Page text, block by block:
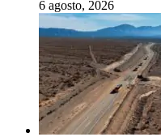
6 agosto, 2026